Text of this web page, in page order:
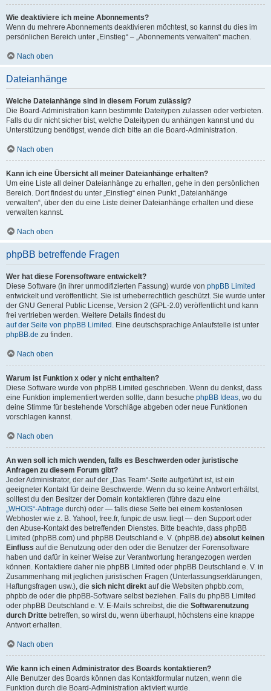
Wie deaktiviere ich meine Abonnements?
Wenn du mehrere Abonnements deaktivieren möchtest, so kannst du dies im
persönlichen Bereich unter „Einstieg“ – „Abonnements verwalten“ machen.
Nach oben
Dateianhänge
Welche Dateianhänge sind in diesem Forum zulässig?
Die Board-Administration kann bestimmte Dateitypen zulassen oder verbieten.
Falls du dir nicht sicher bist, welche Dateitypen du anhängen kannst und du
Unterstützung benötigst, wende dich bitte an die Board-Administration.
Nach oben
Kann ich eine Übersicht all meiner Dateianhänge erhalten?
Um eine Liste all deiner Dateianhänge zu erhalten, gehe in den persönlichen
Bereich. Dort findest du unter „Einstieg“ einen Punkt „Dateianhänge
verwalten“, über den du eine Liste deiner Dateianhänge erhalten und diese
verwalten kannst.
Nach oben
phpBB betreffende Fragen
Wer hat diese Forensoftware entwickelt?
Diese Software (in ihrer unmodifizierten Fassung) wurde von phpBB Limited
entwickelt und veröffentlicht. Sie ist urheberrechtlich geschützt. Sie wurde unter
der GNU General Public License, Version 2 (GPL-2.0) veröffentlicht und kann
frei vertrieben werden. Weitere Details findest du
auf der Seite von phpBB Limited . Eine deutschsprachige Anlaufstelle ist unter
phpBB.de zu finden.
Nach oben
Warum ist Funktion x oder y nicht enthalten?
Diese Software wurde von phpBB Limited geschrieben. Wenn du denkst, dass
eine Funktion implementiert werden sollte, dann besuche phpBB Ideas, wo du
deine Stimme für bestehende Vorschläge abgeben oder neue Funktionen
vorschlagen kannst.
Nach oben
An wen soll ich mich wenden, falls es Beschwerden oder juristische
Anfragen zu diesem Forum gibt?
Jeder Administrator, der auf der „Das Team“-Seite aufgeführt ist, ist ein
geeigneter Kontakt für deine Beschwerde. Wenn du so keine Antwort erhältst,
solltest du den Besitzer der Domain kontaktieren (führe dazu eine
„WHOIS“-Abfrage durch) oder — falls diese Seite bei einem kostenlosen
Webhoster wie z. B. Yahoo!, free.fr, funpic.de usw. liegt — den Support oder
den Abuse-Kontakt des betreffenden Dienstes. Bitte beachte, dass phpBB
Limited (phpBB.com) und phpBB Deutschland e. V. (phpBB.de) absolut keinen
Einfluss auf die Benutzung oder den oder die Benutzer der Forensoftware
haben und dafür in keiner Weise zur Verantwortung herangezogen werden
können. Kontaktiere daher nie phpBB Limited oder phpBB Deutschland e. V. in
Zusammenhang mit jeglichen juristischen Fragen (Unterlassungserklärungen,
Haftungsfragen usw.), die sich nicht direkt auf die Websiten phpbb.com,
phpbb.de oder die phpBB-Software selbst beziehen. Falls du phpBB Limited
oder phpBB Deutschland e. V. E-Mails schreibst, die die Softwarenutzung
durch Dritte betreffen, so wirst du, wenn überhaupt, höchstens eine knappe
Antwort erhalten.
Nach oben
Wie kann ich einen Administrator des Boards kontaktieren?
Alle Benutzer des Boards können das Kontaktformular nutzen, wenn die
Funktion durch die Board-Administration aktiviert wurde.